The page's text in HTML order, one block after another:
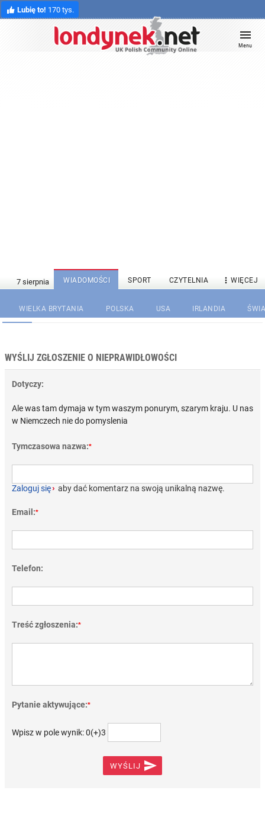
Lubię to! 170 tys.
Menu
WIADOMOŚCI SPORT CZYTELNIA  WIĘCEJ
WIELKA BRYTANIA POLSKA USA IRLANDIA
WYŚLIJ ZGŁOSZENIE O NIEPRAWIDŁOWOŚCI
Dotyczy:
Ale was tam dymaja w tym waszym ponurym, szarym kraju. U nas
w Niemczech nie do pomyslenia
Tymczasowa nazwa:*
Zaloguj się› aby dać komentarz na swoją unikalną nazwę.
Email:*
Telefon:
Treść zgłoszenia:*
Pytanie aktywujące:*
Wpisz w pole wynik: 0(+)3
WYŚLIJ 